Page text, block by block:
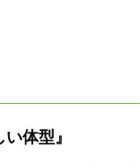
体型』